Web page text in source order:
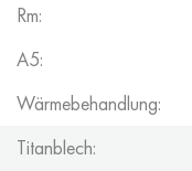
Rm:
A5:
Wärmebehandlung:
Titanblech: